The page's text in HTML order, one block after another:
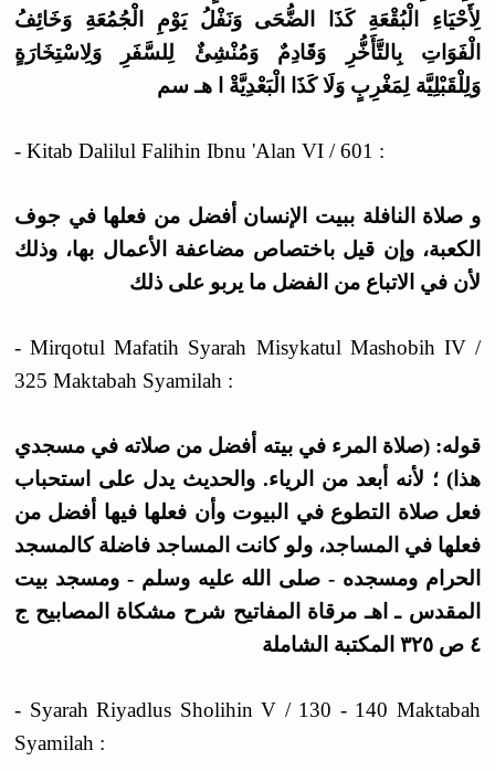
لِأَحْيَاءِ الْبُقْعَةِ كَذَا الضُّحَى وَنَفْلُ يَوْمِ الْجُمُعَةِ وَخَائِفُ
الْفَوَاتِ بِالتَّأَخُّرِ وَقَادِمٌ وَمُنْشِئٌ لِلسَّفَرِ وَلِاسْتِخَارَةٍ
وَلِلْقَبْلِيَّة لِمَغْرِبٍ وَلَا كَذَا الْبَعْدِيَّةْ ا هـ سم
- Kitab Dalilul Falihin Ibnu 'Alan VI / 601 :
و صلاة النافلة ببيت الإنسان أفضل من فعلها في جوف
الكعبة، وإن قيل باختصاص مضاعفة الأعمال بها، وذلك
لأن في الاتباع من الفضل ما يربو على ذلك
- Mirqotul Mafatih Syarah Misykatul Mashobih IV /
325 Maktabah Syamilah :
قوله: (صلاة المرء في بيته أفضل من صلاته في مسجدي
هذا) ؛ لأنه أبعد من الرياء. والحديث يدل على استحباب
فعل صلاة التطوع في البيوت وأن فعلها فيها أفضل من
فعلها في المساجد، ولو كانت المساجد فاضلة كالمسجد
الحرام ومسجده - صلى الله عليه وسلم - ومسجد بيت
المقدس ـ اهـ مرقاة المفاتيح شرح مشكاة المصابيح ج
٤ ص ٣٢٥ المكتبة الشاملة
- Syarah Riyadlus Sholihin V / 130 - 140 Maktabah
Syamilah :